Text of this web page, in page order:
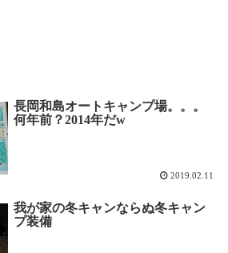
長岡和島オートキャンプ場。。。
何年前？2014年だw
2019.02.11
我が家の冬キャンならぬ冬キャン
プ装備